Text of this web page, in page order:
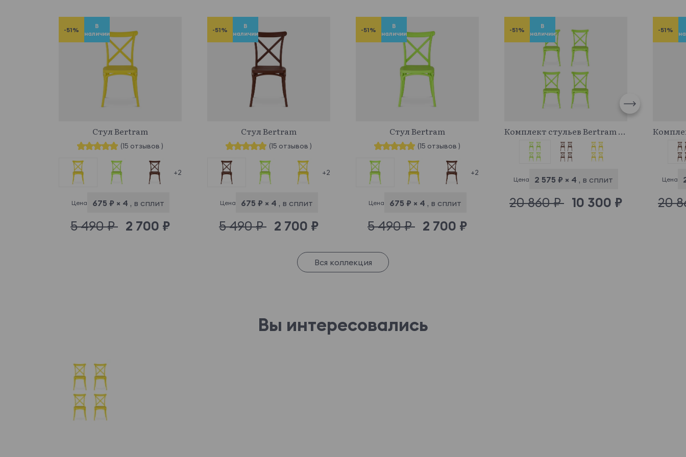
-51%
В
наличии
Стул Bertram
(15 отзывов )
+2
Цена 675 ₽ × 4 , в сплит
5 490 ₽ 2 700 ₽
-51%
В
наличии
Стул Bertram
(15 отзывов )
+2
Цена 675 ₽ × 4 , в сплит
5 490 ₽ 2 700 ₽
-51%
В
наличии
Стул Bertram
(15 отзывов )
+2
Цена 675 ₽ × 4 , в сплит
5 490 ₽ 2 700 ₽
-51%
В
наличии
Комплект стульев Bertram 4 шт.
Цена 2 575 ₽ × 4 , в сплит
20 860 ₽ 10 300 ₽
-51%
Цена
20
Вся коллекция
Вы интересовались